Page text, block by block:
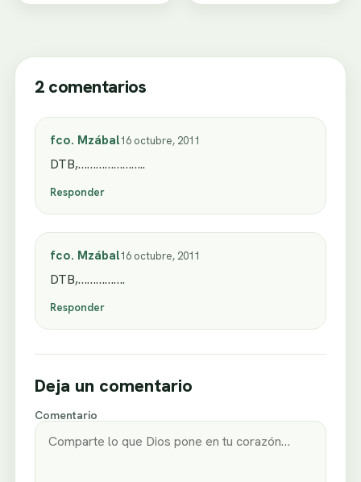
2 comentarios
fco. Mzábal16 octubre, 2011
DTB,…………………..
Responder
fco. Mzábal16 octubre, 2011
DTB,…………….
Responder
Deja un comentario
Comentario